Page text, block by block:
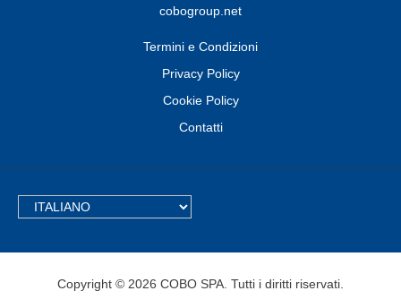
cobogroup.net
Termini e Condizioni
Privacy Policy
Cookie Policy
Contatti
TEXT.LANGUAGE
Copyright © 2026 COBO SPA. Tutti i diritti riservati.